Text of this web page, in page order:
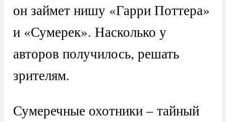
он займет нишу «Гарри Поттера»
и «Сумерек». Насколько у
авторов получилось, решать
зрителям.
Сумеречные охотники – тайный